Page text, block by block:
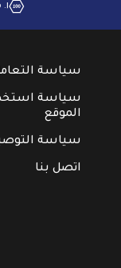
١. منتجات بجودة عالية
سياسة
سياسة
الموقع
سياسة
اتصل بنا